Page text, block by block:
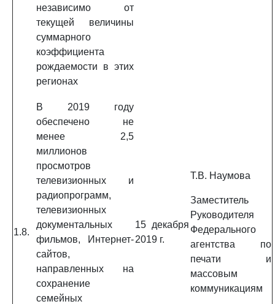
независимо от
текущей величины
суммарного
коэффициента
рождаемости в этих
регионах
1.8.
В 2019 году
обеспечено не
менее 2,5
миллионов
просмотров
телевизионных и
радиопрограмм,
телевизионных
документальных
фильмов, Интернет-
сайтов,
направленных на
сохранение
семейных
15 декабря
2019 г.
Т.В. Наумова
Заместитель
Руководителя
Федерального
агентства по
печати и
массовым
коммуникациям